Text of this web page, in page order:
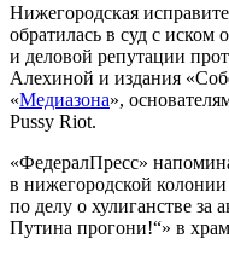
Нижегородская
обратилась в суд с иском
и деловой репутации
Алехиной и издания
«Медиазона»,
Pussy Riot.
«ФедералПресс»
в нижегородской
по делу о хулиганстве
Путина прогони!“» в